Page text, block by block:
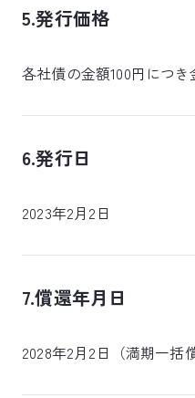
5.発行価格
各社債の金額100円につき
6.発行日
2023年2月2日
7.償還年月日
2028年2月2日（満期一括